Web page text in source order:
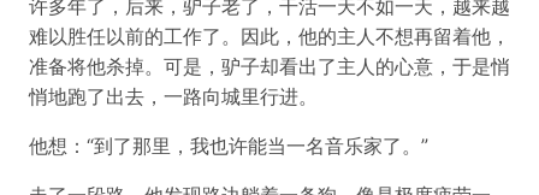
许多年了，后来，驴子老了，干活一天不如一天，越来越
难以胜任以前的工作了。因此，他的主人不想再留着他，
准备将他杀掉。可是，驴子却看出了主人的心意，于是悄
悄地跑了出去，一路向城里行进。
他想：“到了那里，我也许能当一名音乐家了。”